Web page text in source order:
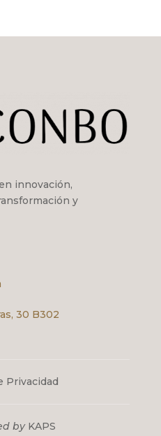
innovación,
y
30 B302
Privacidad
byKAPS